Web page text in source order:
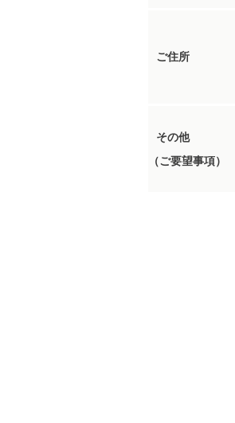
ご住所
その他
（ご要望事項）